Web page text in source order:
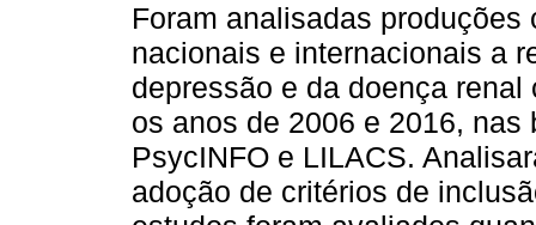
Foram analisadas produções
nacionais e internacionais a
depressão e da doença renal
os anos de 2006 e 2016, nas
PsycINFO e LILACS.
adoção de critérios de